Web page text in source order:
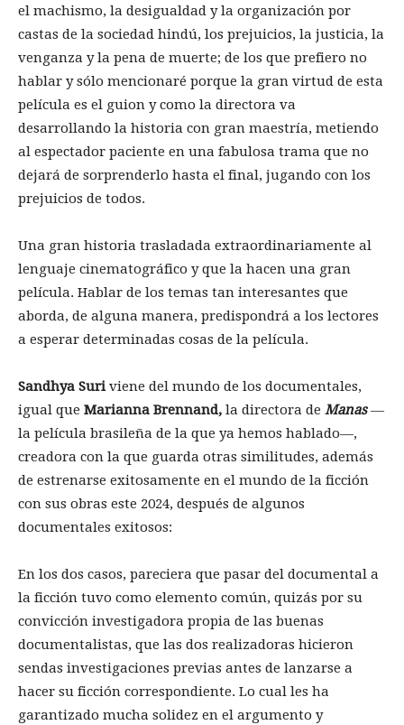
el machismo, la desigualdad y la organización por
castas de la sociedad hindú, los prejuicios, la justicia, la
venganza y la pena de muerte; de los que prefiero no
hablar y sólo mencionaré porque la gran virtud de esta
película es el guion y como la directora va
desarrollando la historia con gran maestría, metiendo
al espectador paciente en una fabulosa trama que no
dejará de sorprenderlo hasta el final, jugando con los
prejuicios de todos.
Una gran historia trasladada extraordinariamente al
lenguaje cinematográfico y que la hacen una gran
película. Hablar de los temas tan interesantes que
aborda, de alguna manera, predispondrá a los lectores
a esperar determinadas cosas de la película.
Sandhya Suriviene del mundo de los documentales,
igual que Marianna Brennand, la directora de Manas—
la película brasileña de la que ya hemos hablado—,
creadora con la que guarda otras similitudes, además
de estrenarse exitosamente en el mundo de la ficción
con sus obras este 2024, después de algunos
documentales exitosos:
En los dos casos, pareciera que pasar del documental a
la ficción tuvo como elemento común, quizás por su
convicción investigadora propia de las buenas
documentalistas, que las dos realizadoras hicieron
sendas investigaciones previas antes de lanzarse a
hacer su ficción correspondiente. Lo cual les ha
garantizado mucha solidez en el argumento y